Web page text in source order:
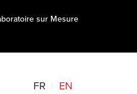
sur Mesure
FR EN